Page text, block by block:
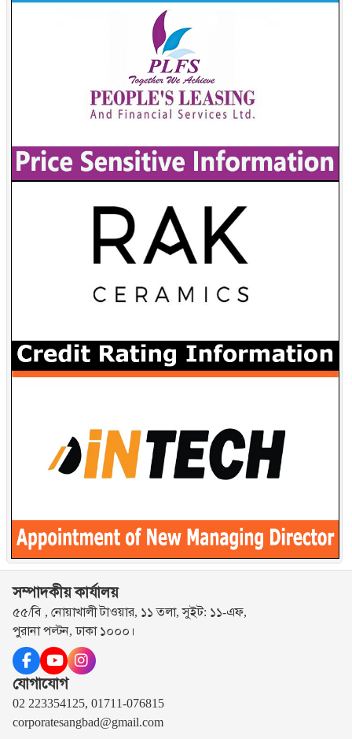
সম্পাদকীয় কার্যালয়
৫৫/বি , নোয়াখালী টাওয়ার, ১১ তলা, সুইট: ১১-এফ,
পুরানা পল্টন, ঢাকা ১০০০।
যোগাযোগ
02 223354125, 01711-076815
corporatesangbad@gmail.com